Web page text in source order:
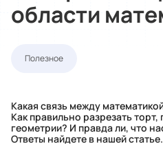
области
Полезное
Какая связь между
Как правильно разрезать
геометрии? И правда ли, что
Ответы найдете в нашей статье.